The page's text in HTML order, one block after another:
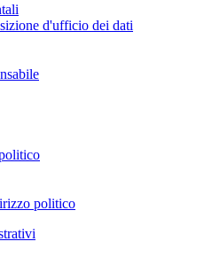
d'ufficio dei dati
politico